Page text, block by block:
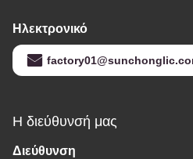
Ηλεκτρονικό
Η διεύθυνσή μας
Διεύθυνση